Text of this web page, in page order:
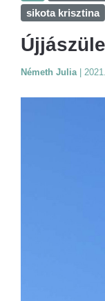
sikota krisztina
Németh Julia